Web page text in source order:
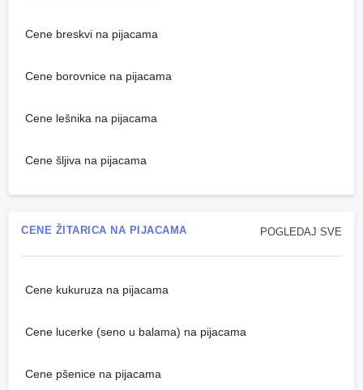
Cene breskvi na pijacama
Cene borovnice na pijacama
Cene lešnika na pijacama
Cene šljiva na pijacama
POGLEDAJ SVE
CENE ŽITARICA NA PIJACAMA
Cene kukuruza na pijacama
Cene lucerke (seno u balama) na pijacama
Cene pšenice na pijacama